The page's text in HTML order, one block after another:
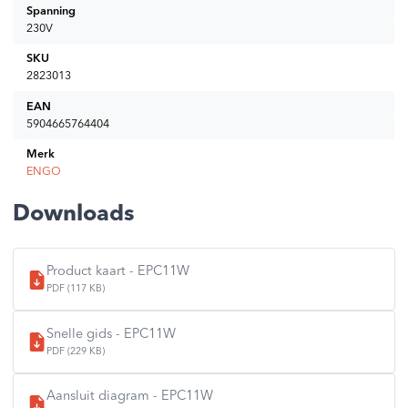
gebruik van een warmwaterpomp
Hiermee kan warm water worden beheerd zonder kostbare
Spanning
230V
SKU
2823013
EAN
5904665764404
Merk
ENGO
Downloads
Product kaart - EPC11W
PDF (117 KB)
Snelle gids - EPC11W
PDF (229 KB)
Aansluit diagram - EPC11W